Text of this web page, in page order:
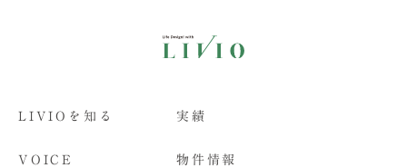
LIVIOを知る 実績
VOICE 物件情報